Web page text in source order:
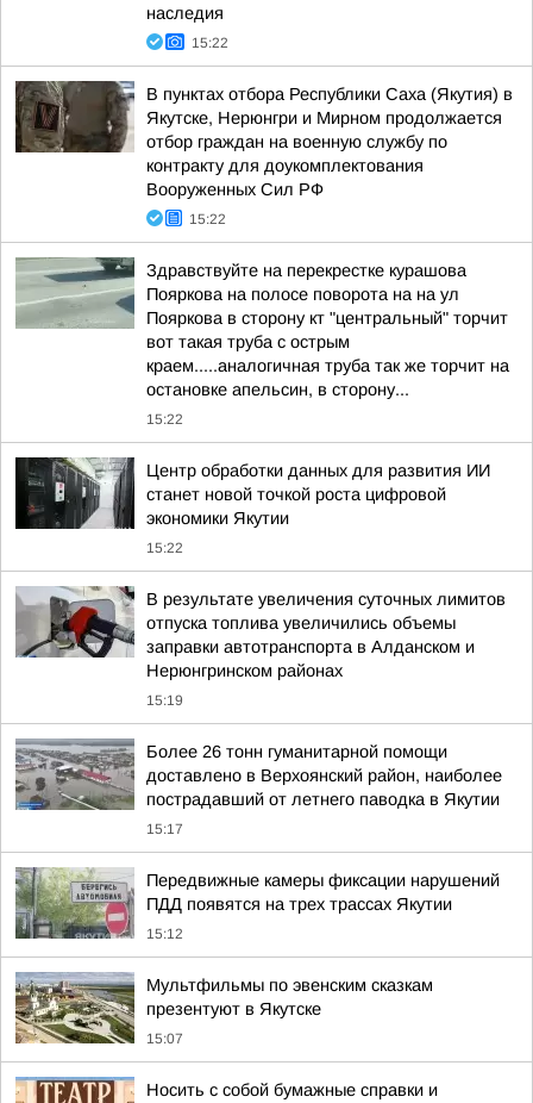
наследия
15:22
В пунктах отбора Республики Саха (Якутия) в
Якутске, Нерюнгри и Мирном продолжается
отбор граждан на военную службу по
контракту для доукомплектования
Вооруженных Сил РФ
15:22
Здравствуйте на перекрестке курашова
Пояркова на полосе поворота на на ул
Пояркова в сторону кт "центральный" торчит
вот такая труба с острым
краем.....аналогичная труба так же торчит на
остановке апельсин, в сторону...
15:22
Центр обработки данных для развития ИИ
станет новой точкой роста цифровой
экономики Якутии
15:22
В результате увеличения суточных лимитов
отпуска топлива увеличились объемы
заправки автотранспорта в Алданском и
Нерюнгринском районах
15:19
Более 26 тонн гуманитарной помощи
доставлено в Верхоянский район, наиболее
пострадавший от летнего паводка в Якутии
15:17
Передвижные камеры фиксации нарушений
ПДД появятся на трех трассах Якутии
15:12
Мультфильмы по эвенским сказкам
презентуют в Якутске
15:07
Носить с собой бумажные справки и